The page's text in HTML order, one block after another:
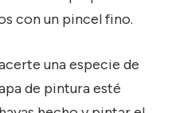
con un pincel fino.
una especie de
de pintura esté